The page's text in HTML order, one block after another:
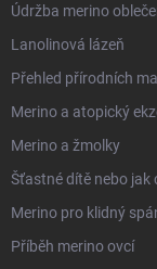
Údržba merino
Lanolinová lázeň
Přehled přírodních
Merino a atopický
Merino a žmolky
Šťastné dítě nebo jak
Merino pro klidný
Příběh merino ovcí